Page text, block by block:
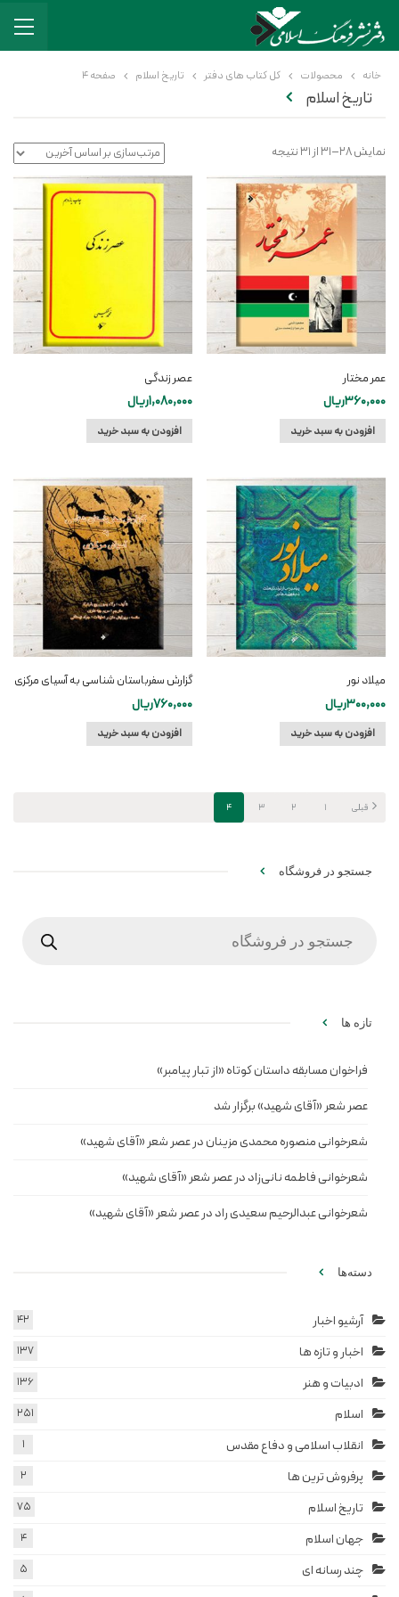
خانه محصولات کل کتاب های دفتر تاریخ اسلام صفحه 4
تاریخ اسلام
نمایش 28–31 از 31 نتیجه
عمر مختار
360,000ریال
افزودن به سبد خرید
عصر زندگی
1,080,000ریال
افزودن به سبد خرید
میلاد نور
300,000ریال
افزودن به سبد خرید
گزارش سفرباستان شناسی به آسیای مرکزی
760,000ریال
افزودن به سبد خرید
قبلی 1
2
3
4
جستجو در فروشگاه
تازه ها
فراخوان مسابقه داستان کوتاه «از تبار پیامبر»
عصر شعر «آقای شهید» برگزار شد
شعرخوانی منصوره محمدی مزینان در عصر شعر «آقای شهید»
شعرخوانی فاطمه نانی‌زاد در عصر شعر «آقای شهید»
شعرخوانی عبدالرحیم سعیدی راد در عصر شعر «آقای شهید»
دسته‌ها
آرشیو اخبار 42
اخبار و تازه ها 137
ادبیات و هنر 136
اسلام 251
انقلاب اسلامی و دفاع مقدس 1
پرفروش ترین ها 2
تاریخ اسلام 75
جهان اسلام 4
چند رسانه ای 5